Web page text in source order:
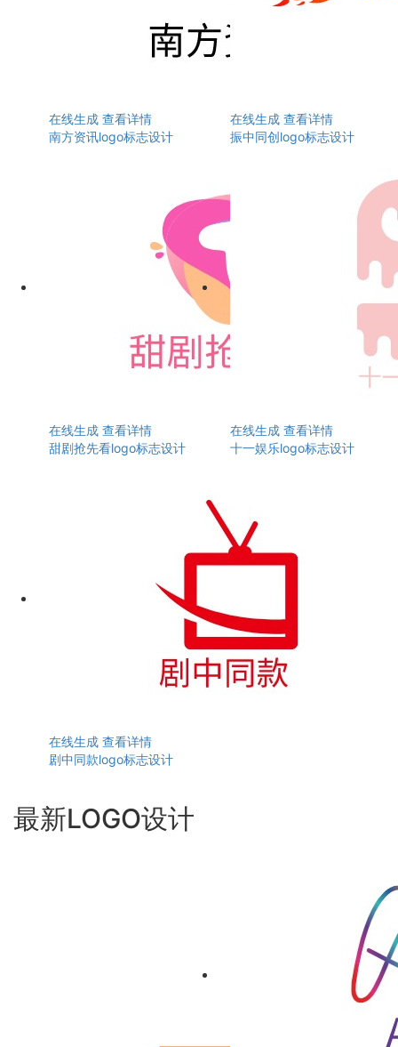
在线生成 查看详情
南方资讯logo标志设计
在线生成 查看详情
振中同创logo标志设计
在线生成 查看详情
甜剧抢先看logo标志设计
在线生成 查看详情
十一娱乐logo标志设计
在线生成 查看详情
剧中同款logo标志设计
最新LOGO设计